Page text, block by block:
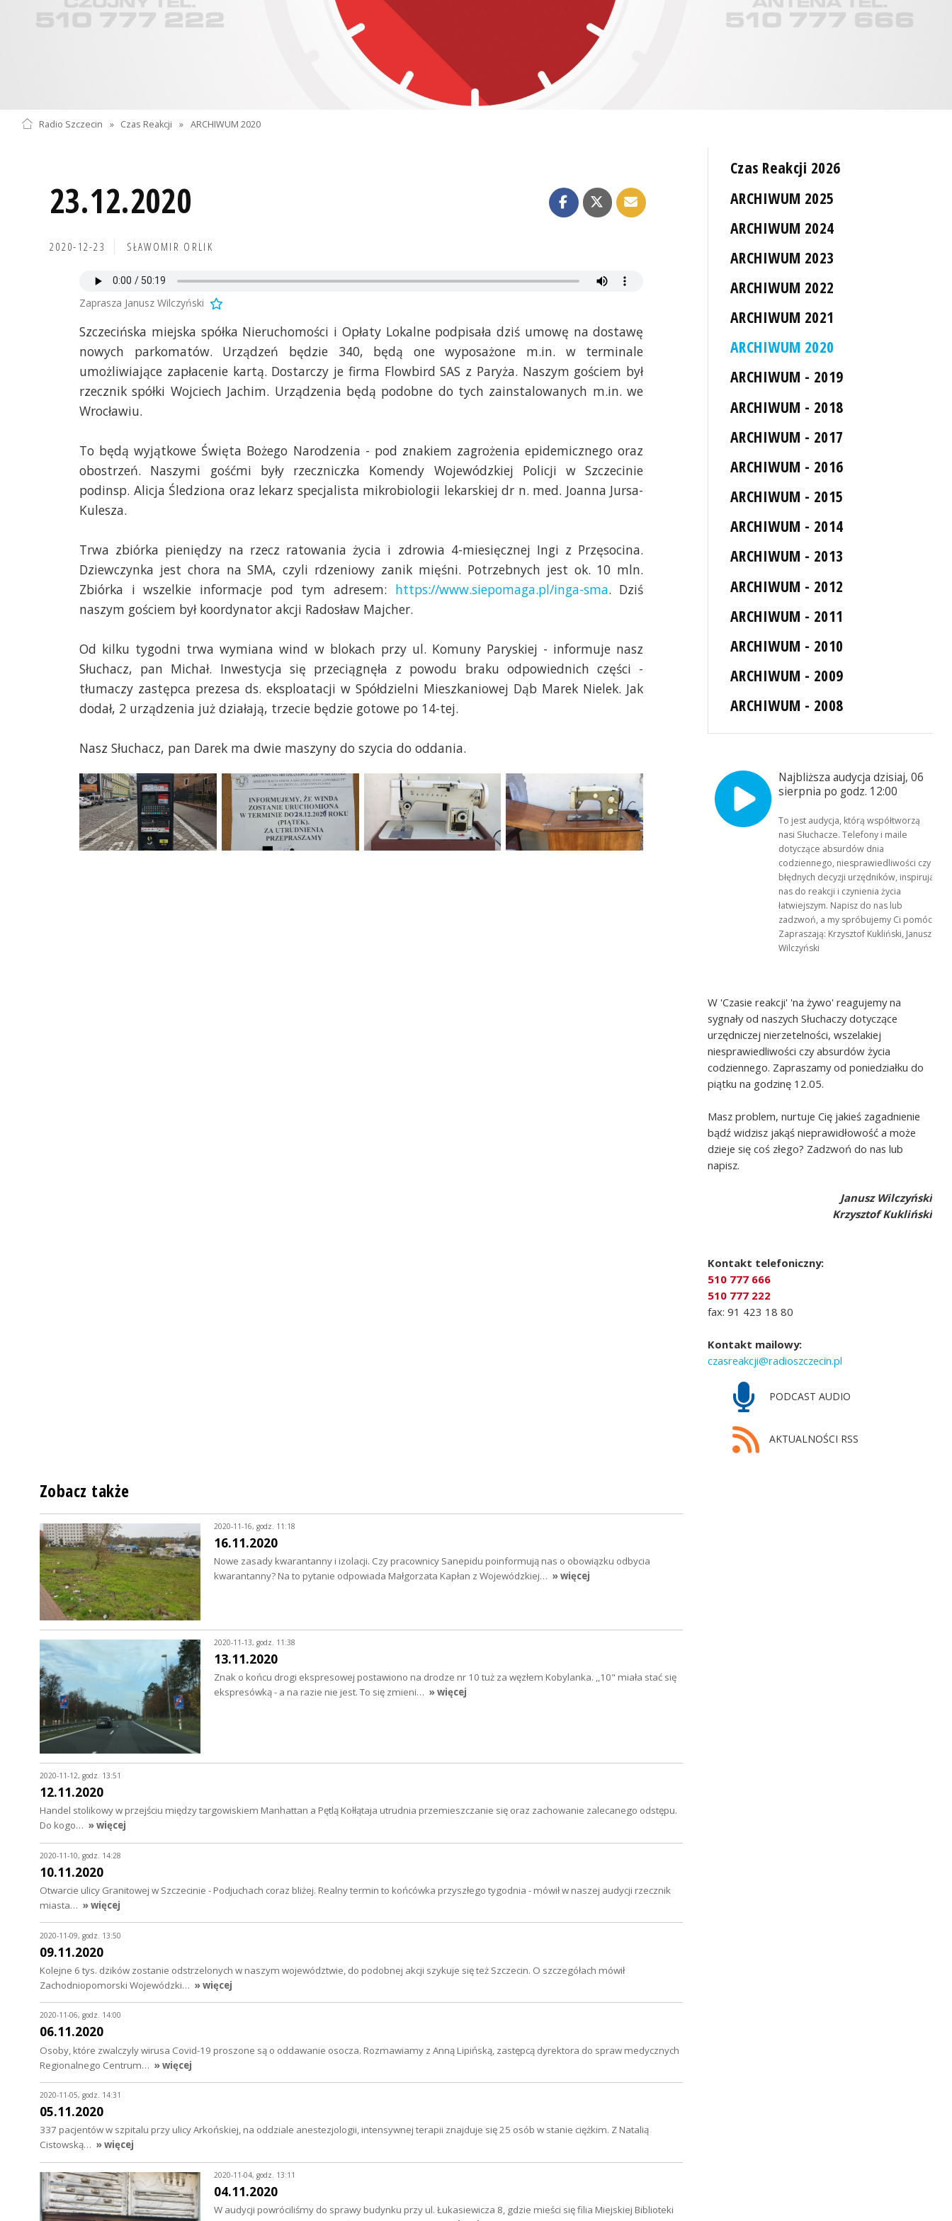
Radio Szczecin » Czas Reakcji » ARCHIWUM 2020
23.12.2020
2020-12-23 SŁAWOMIR ORLIK
Zaprasza Janusz Wilczyński
Szczecińska miejska spółka Nieruchomości i Opłaty Lokalne podpisała dziś umowę na dostawę
nowych parkomatów. Urządzeń będzie 340, będą one wyposażone m.in. w terminale
umożliwiające zapłacenie kartą. Dostarczy je firma Flowbird SAS z Paryża. Naszym gościem był
rzecznik spółki Wojciech Jachim. Urządzenia będą podobne do tych zainstalowanych m.in. we
Wrocławiu.
To będą wyjątkowe Święta Bożego Narodzenia - pod znakiem zagrożenia epidemicznego oraz
obostrzeń. Naszymi gośćmi były rzeczniczka Komendy Wojewódzkiej Policji w Szczecinie
podinsp. Alicja Śledziona oraz lekarz specjalista mikrobiologii lekarskiej dr n. med. Joanna Jursa-
Kulesza.
Trwa zbiórka pieniędzy na rzecz ratowania życia i zdrowia 4-miesięcznej Ingi z Przęsocina.
Dziewczynka jest chora na SMA, czyli rdzeniowy zanik mięśni. Potrzebnych jest ok. 10 mln.
Zbiórka i wszelkie informacje pod tym adresem: https://www.siepomaga.pl/inga-sma. Dziś
naszym gościem był koordynator akcji Radosław Majcher.
Od kilku tygodni trwa wymiana wind w blokach przy ul. Komuny Paryskiej - informuje nasz
Słuchacz, pan Michał. Inwestycja się przeciągnęła z powodu braku odpowiednich części -
tłumaczy zastępca prezesa ds. eksploatacji w Spółdzielni Mieszkaniowej Dąb Marek Nielek. Jak
dodał, 2 urządzenia już działają, trzecie będzie gotowe po 14-tej.
Nasz Słuchacz, pan Darek ma dwie maszyny do szycia do oddania.
Czas Reakcji 2026
ARCHIWUM 2025
ARCHIWUM 2024
ARCHIWUM 2023
ARCHIWUM 2022
ARCHIWUM 2021
ARCHIWUM 2020
ARCHIWUM - 2019
ARCHIWUM - 2018
ARCHIWUM - 2017
ARCHIWUM - 2016
ARCHIWUM - 2015
ARCHIWUM - 2014
ARCHIWUM - 2013
ARCHIWUM - 2012
ARCHIWUM - 2011
ARCHIWUM - 2010
ARCHIWUM - 2009
ARCHIWUM - 2008
Najbliższa audycja dzisiaj, 06
sierpnia po godz. 12:00
To jest audycja, którą współtworzą
nasi Słuchacze. Telefony i maile
dotyczące absurdów dnia
codziennego, niesprawiedliwości czy
błędnych decyzji urzędników, inspirują
nas do reakcji i czynienia życia
łatwiejszym. Napisz do nas lub
zadzwoń, a my spróbujemy Ci pomóc.
Zapraszają: Krzysztof Kukliński, Janusz
Wilczyński
W 'Czasie reakcji' 'na żywo' reagujemy na
sygnały od naszych Słuchaczy dotyczące
urzędniczej nierzetelności, wszelakiej
niesprawiedliwości czy absurdów życia
codziennego. Zapraszamy od poniedziałku do
piątku na godzinę 12.05.
Masz problem, nurtuje Cię jakieś zagadnienie
bądź widzisz jakąś nieprawidłowość a może
dzieje się coś złego? Zadzwoń do nas lub
napisz.
Janusz Wilczyński
Krzysztof Kukliński
Kontakt telefoniczny:
510 777 666
510 777 222
fax: 91 423 18 80
Kontakt mailowy:
czasreakcji@radioszczecin.pl
PODCAST AUDIO
AKTUALNOŚCI RSS
Zobacz także
2020-11-16, godz. 11:18
16.11.2020
Nowe zasady kwarantanny i izolacji. Czy pracownicy Sanepidu poinformują nas o obowiązku odbycia
kwarantanny? Na to pytanie odpowiada Małgorzata Kapłan z Wojewódzkiej… » więcej
2020-11-13, godz. 11:38
13.11.2020
Znak o końcu drogi ekspresowej postawiono na drodze nr 10 tuż za węzłem Kobylanka. ,,10" miała stać się
ekspresówką - a na razie nie jest. To się zmieni… » więcej
2020-11-12, godz. 13:51
12.11.2020
Handel stolikowy w przejściu między targowiskiem Manhattan a Pętlą Kołłątaja utrudnia przemieszczanie się oraz zachowanie zalecanego odstępu.
Do kogo… » więcej
2020-11-10, godz. 14:28
10.11.2020
Otwarcie ulicy Granitowej w Szczecinie - Podjuchach coraz bliżej. Realny termin to końcówka przyszłego tygodnia - mówił w naszej audycji rzecznik
miasta… » więcej
2020-11-09, godz. 13:50
09.11.2020
Kolejne 6 tys. dzików zostanie odstrzelonych w naszym województwie, do podobnej akcji szykuje się też Szczecin. O szczegółach mówił
Zachodniopomorski Wojewódzki… » więcej
2020-11-06, godz. 14:00
06.11.2020
Osoby, które zwalczyly wirusa Covid-19 proszone są o oddawanie osocza. Rozmawiamy z Anną Lipińską, zastępcą dyrektora do spraw medycznych
Regionalnego Centrum… » więcej
2020-11-05, godz. 14:31
05.11.2020
337 pacjentów w szpitalu przy ulicy Arkońskiej, na oddziale anestezjologii, intensywnej terapii znajduje się 25 osób w stanie ciężkim. Z Natalią
Cistowską… » więcej
2020-11-04, godz. 13:11
04.11.2020
W audycji powróciliśmy do sprawy budynku przy ul. Łukasiewicza 8, gdzie mieści się filia Miejskiej Biblioteki